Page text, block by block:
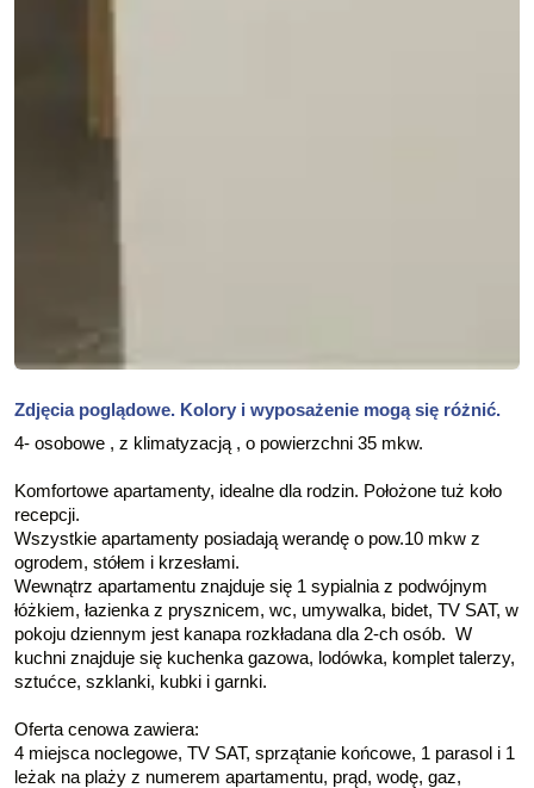
Zdjęcia poglądowe. Kolory i wyposażenie mogą się różnić.
4- osobowe , z klimatyzacją , o powierzchni 35 mkw.
Komfortowe apartamenty, idealne dla rodzin. Położone tuż koło
recepcji.
Wszystkie apartamenty posiadają werandę o pow.10 mkw z
ogrodem, stółem i krzesłami.
Wewnątrz apartamentu znajduje się 1 sypialnia z podwójnym
łóżkiem, łazienka z prysznicem, wc, umywalka, bidet, TV SAT, w
pokoju dziennym jest kanapa rozkładana dla 2-ch osób. W
kuchni znajduje się kuchenka gazowa, lodówka, komplet talerzy,
sztućce, szklanki, kubki i garnki.
Oferta cenowa zawiera:
4 miejsca noclegowe, TV SAT, sprzątanie końcowe, 1 parasol i 1
leżak na plaży z numerem apartamentu, prąd, wodę, gaz,